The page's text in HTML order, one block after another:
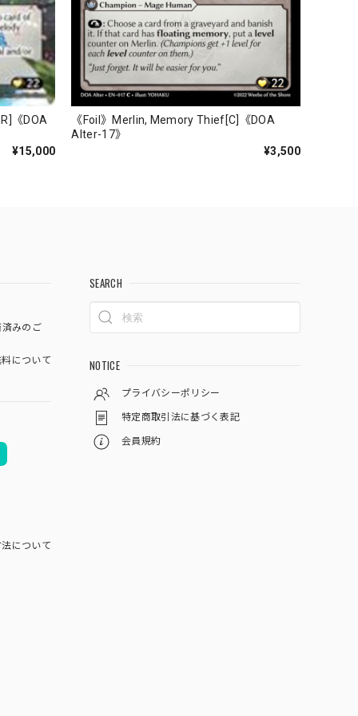
《DOA
¥15,000
《Foil》Merlin, Memory Thief[C]《DOA
Alter-17》
¥3,500
みのご
について
について
SEARCH
NOTICE
プライバシーポリシー
特定商取引法に基づく表記
会員規約